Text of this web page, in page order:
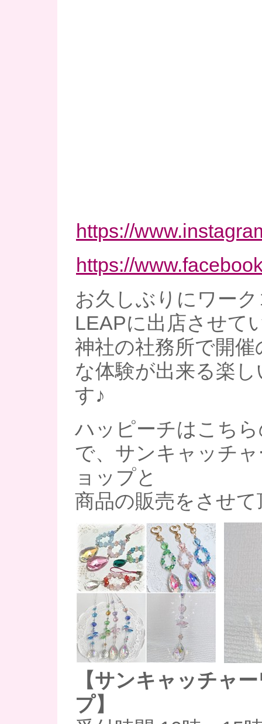
https://
https://
お久しぶりにワー
LEAPに出店させて
神社の社務所で開
な体験が出来る楽
す♪
ハッピーチはこち
で、サンキャッチ
ョップと
商品の販売をさせ
【サンキャッチャ
プ】